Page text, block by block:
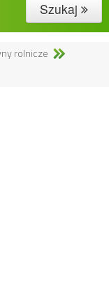
Szukaj
rolnicze